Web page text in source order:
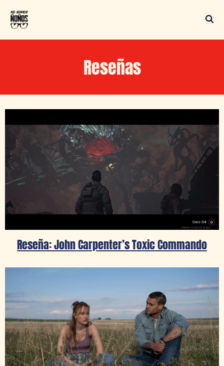
Reseñas
Reseña: John Carpenter’s Toxic Commando